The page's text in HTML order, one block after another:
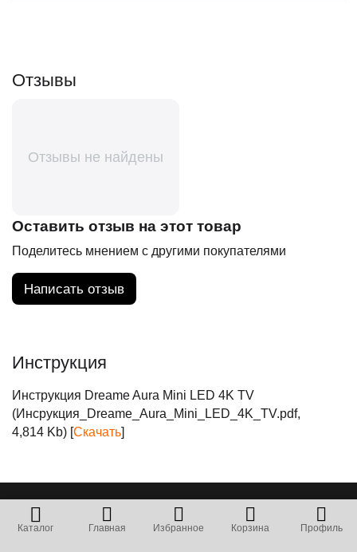
Отзывы
Отзывы не найдены
Оставить отзыв на этот товар
Поделитесь мнением с другими покупателями
Написать отзыв
Инструкция
Инструкция Dreame Aura Mini LED 4K TV
(Инсрукция_Dreame_Aura_Mini_LED_4K_TV.pdf,
4,814 Kb) [Скачать]
Покупателям
Главная
Каталог Корзина
Избранное Профиль